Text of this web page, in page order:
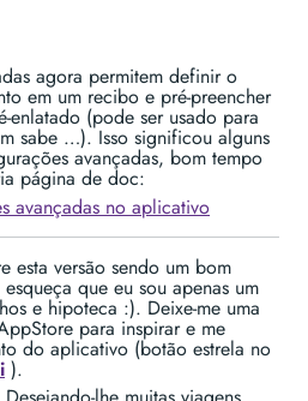
agora permitem definir o
em um recibo e pré-preencher
enlatado (pode ser usado para
sabe …). Isso significou alguns
avançadas, bom tempo
página de doc:
avançadas no aplicativo
esta versão sendo um bom
que eu sou apenas um
e hipoteca :). Deixe-me uma
para inspirar e me
do aplicativo (botão estrela no
).